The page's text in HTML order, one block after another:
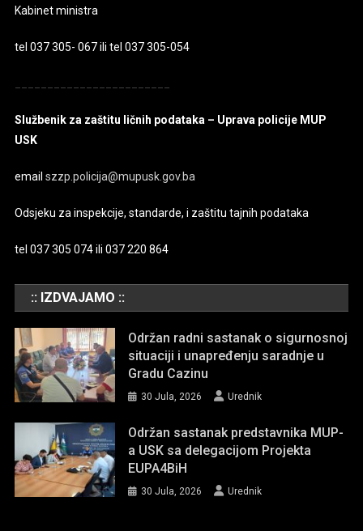
Kabinet ministra
tel 037 305- 067 ili tel 037 305-054
Službenik za zaštitu ličnih podataka – Uprava policije MUP
USK
emailszzp.policija@mupusk.gov.ba
Odsjeku za inspekcije, standarde, i zaštitu tajnih podataka
tel 037 305 074 ili 037 220 864
:: IZDVAJAMO ::
Održan radni sastanak o sigurnosnoj
situaciji i unapređenju saradnje u
Gradu Cazinu
30 Jula, 2026 Urednik
Održan sastanak predstavnika MUP-
a USK sa delegacijom Projekta
EUPA4BiH
30 Jula, 2026 Urednik